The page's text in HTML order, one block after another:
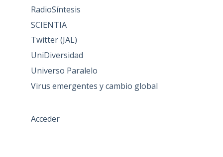
RadioSíntesis
SCIENTIA
Twitter (JAL)
UniDiversidad
Universo Paralelo
Virus emergentes y cambio global
Acceder